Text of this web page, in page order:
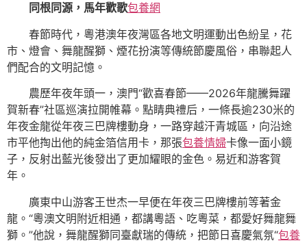
同根同源，馬年歡歌包養網
春節時代，粵港澳年夜灣區各地文明運動出色紛呈，花
市、燈會、舞龍醒獅、煙花扮演等傳統節慶風俗，串聯起人
們配合的文明記憶。
農歷年夜年頭一，澳門“歡喜春節——2026年龍騰舞躍
賀新春”社區巡演拉開帷幕。點睛典禮后，一條長逾230米的
年夜金龍從年夜三巴牌樓動身，一路穿越汗青城區，向沿途
市平他掏出他的純金箔信用卡，那張包養情婦卡像一面小鏡
子，反射出藍光後發出了更加耀眼的金色。易近和游客賀
年。
廣東中山游客王世杰一早便在年夜三巴牌樓前等著金
龍。“粵澳文明附近相通，都講粵語、吃粵菜，都愛好舞龍舞
獅。”他說，舞龍醒獅同臺獻瑞的傳統，把節日喜慶氣氛“包養